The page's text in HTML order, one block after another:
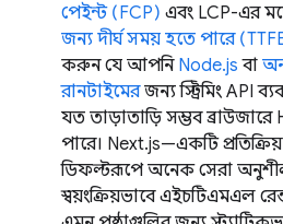
পেইন্ট (FCP) এবং LCP-এর
জন্য দীর্ঘ সময় হতে পারে
করুন যে আপনি Node.js বা
রানটাইমেরজন্য স্ট্রিমিং API
যত তাড়াতাড়ি সম্ভব ব্রাউজারে
পারে। Next.js—একটি
ডিফল্টরূপে অনেক সেরা
স্বয়ংক্রিয়ভাবে এইচটিএমএল